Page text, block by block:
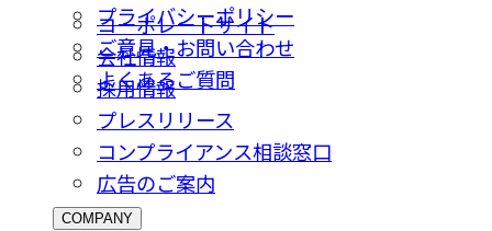
プライバシーポリシー
ご意⾒・お問い合わせ
よくあるご質問
コーポレートサイト
会社情報
採⽤情報
プレスリリース
コンプライアンス相談窓⼝
広告のご案内
COMPANY